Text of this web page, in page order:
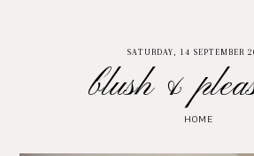
SATURDAY, 14 SEPTEMBER
blush &
HOME